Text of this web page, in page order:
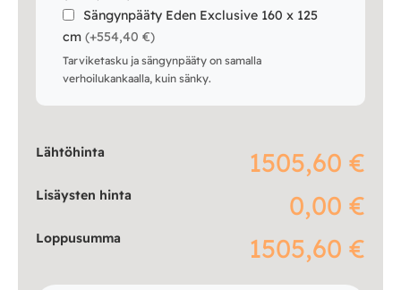
Sängynpääty Eden Exclusive 160 x 125
cm (+554,40 €)
Tarviketasku ja sängynpääty on samalla
verhoilukankaalla, kuin sänky.
Lähtöhinta 1505,60 €
Lisäysten hinta 0,00 €
Loppusumma 1505,60 €